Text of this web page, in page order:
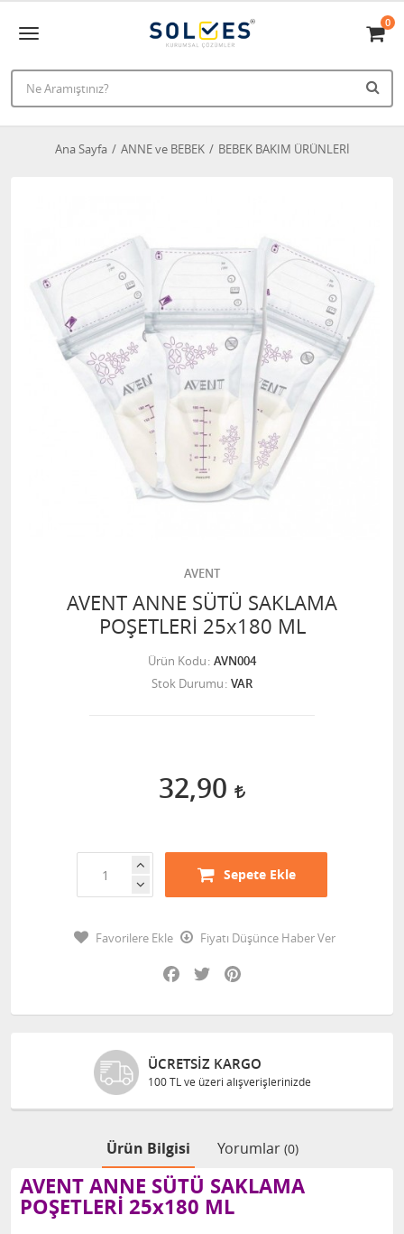
0
Ana Sayfa ANNE ve BEBEK BEBEK BAKIM ÜRÜNLERİ
AVENT
AVENT ANNE SÜTÜ SAKLAMA
POŞETLERİ 25x180 ML
Ürün Kodu AVN004
Stok Durumu VAR
32,90
Sepete Ekle
Favorilere Ekle
Fiyatı Düşünce Haber Ver
Facebook
Twitter
ÜCRETSIZ KARGO
100 TL ve üzeri alışverişlerinizde
Ürün Bilgisi Yorumlar (0)
AVENT ANNE SÜTÜ SAKLAMA
POŞETLERİ 25x180 ML